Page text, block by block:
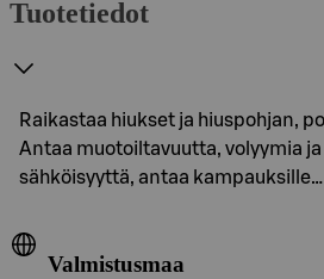
Tuotetiedot
Raikastaa hiukset ja hiuspohjan,
Antaa muotoiltavuutta, volyymia
sähköisyyttä, antaa kampauksille…
Valmistusmaa